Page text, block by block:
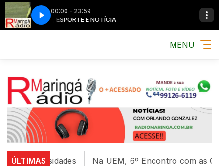
00:00 - 23:59
MÚSICA, ESPORTE E NOTÍCIA MÚSICA,
MENU
ÚLTIMAS Na UEM, 6º Encontro com as